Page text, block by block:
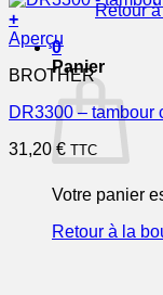
Retour
0
Panier
Votre panier
Retour à la
+
Aperçu
BROTHER
DR3300 – tambour
31,20 € TTC